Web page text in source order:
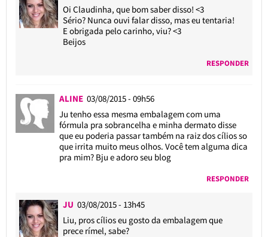
Oi Claudinha, que bom saber disso! <3
Sério? Nunca ouvi falar disso, mas eu tentaria!
E obrigada pelo carinho, viu? <3
Beijos
RESPONDER
ALINE 03/08/2015 - 09h56
Ju tenho essa mesma embalagem com uma
fórmula pra sobrancelha e minha dermato disse
que eu poderia passar também na raiz dos cílios so
que irrita muito meus olhos. Você tem alguma dica
pra mim? Bju e adoro seu blog
RESPONDER
JU 03/08/2015 - 13h45
Liu, pros cílios eu gosto da embalagem que
prece rímel, sabe?